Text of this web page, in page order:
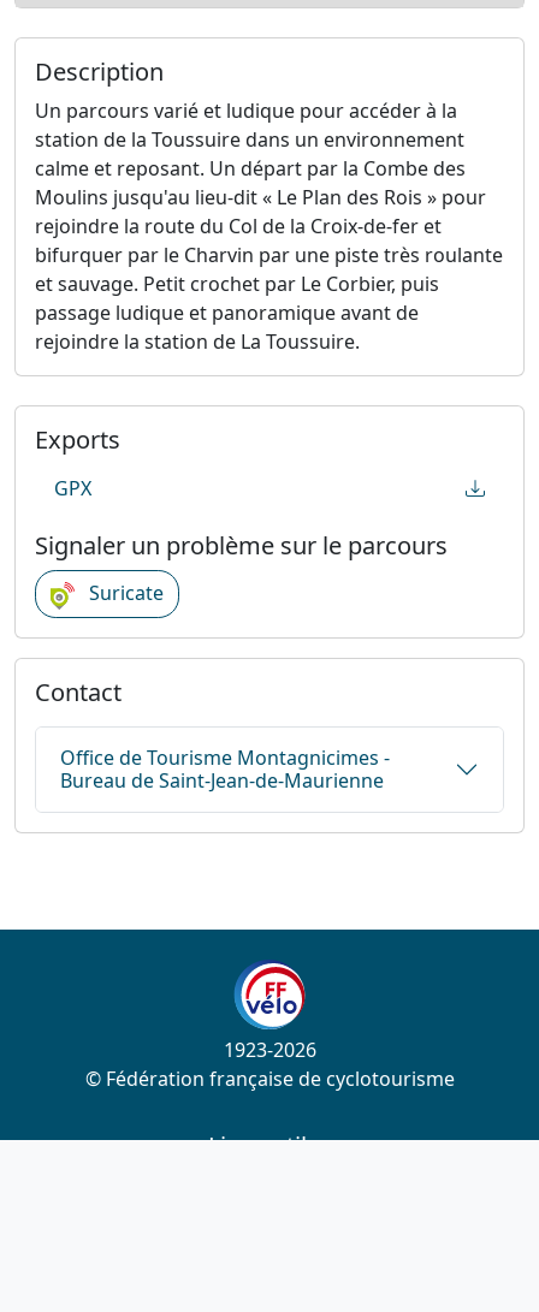
Description
Un parcours varié et ludique pour accéder à la
station de la Toussuire dans un environnement
calme et reposant. Un départ par la Combe des
Moulins jusqu'au lieu-dit « Le Plan des Rois » pour
rejoindre la route du Col de la Croix-de-fer et
bifurquer par le Charvin par une piste très roulante
et sauvage. Petit crochet par Le Corbier, puis
passage ludique et panoramique avant de
rejoindre la station de La Toussuire.
Exports
GPX
Signaler un problème sur le parcours
Suricate
Contact
Office de Tourisme Montagnicimes -
Bureau de Saint-Jean-de-Maurienne
1923-2026
© Fédération française de cyclotourisme
Liens utiles